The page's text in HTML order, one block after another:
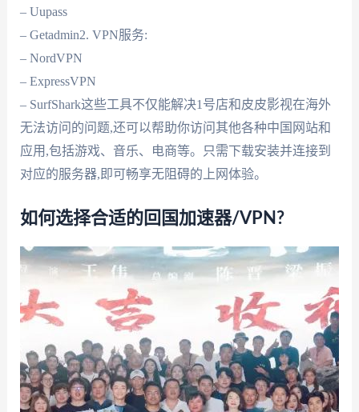
– Uupass
– Getadmin2. VPN服务:
– NordVPN
– ExpressVPN
– SurfShark这些工具不仅能解决1号店和皮皮影视在海外
无法访问的问题,还可以帮助你访问其他各种中国网站和
应用,包括游戏、音乐、电商等。只需下载安装并连接到
对应的服务器,即可畅享无阻碍的上网体验。
如何选择合适的回国加速器/VPN?